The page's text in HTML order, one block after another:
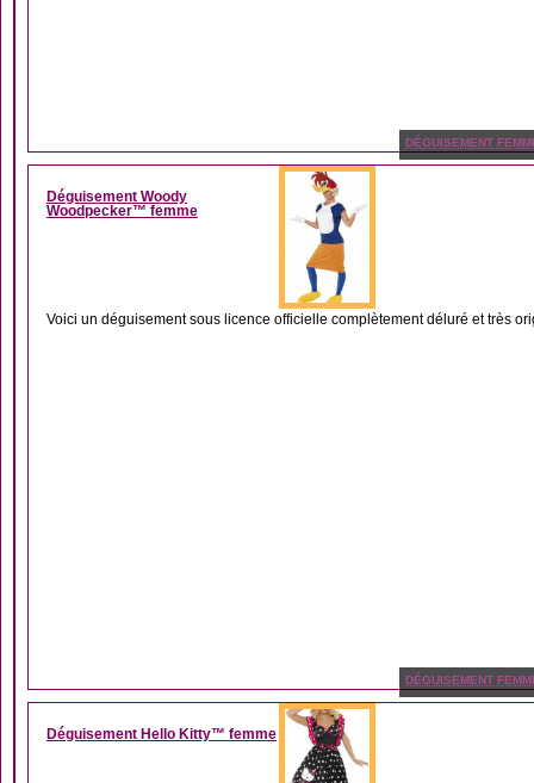
DÉGUISEMENT
Déguisement Woody
Woodpecker™ femme
Voici un déguisement sous licence officielle complètement déluré et très
DÉGUISEMENT
Déguisement Hello Kitty™ femme